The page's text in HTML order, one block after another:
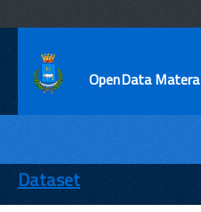
OpenData Matera
ENTI
TEMI
Dataset